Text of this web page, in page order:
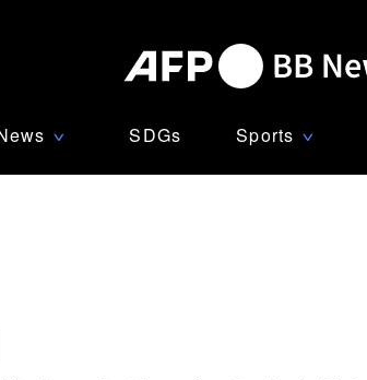
∨ SDGs Sports ∨